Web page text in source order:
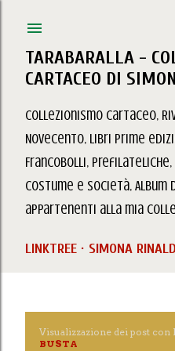
TARABARALLA -
CARTACEO DI
Collezionismo Cartaceo,
Novecento, Libri prime
Francobolli, Prefilateliche,
Costume e Società,
appartenenti alla mia
LINKTREE SIMONA
Visualizzazione dei post con
BUSTA